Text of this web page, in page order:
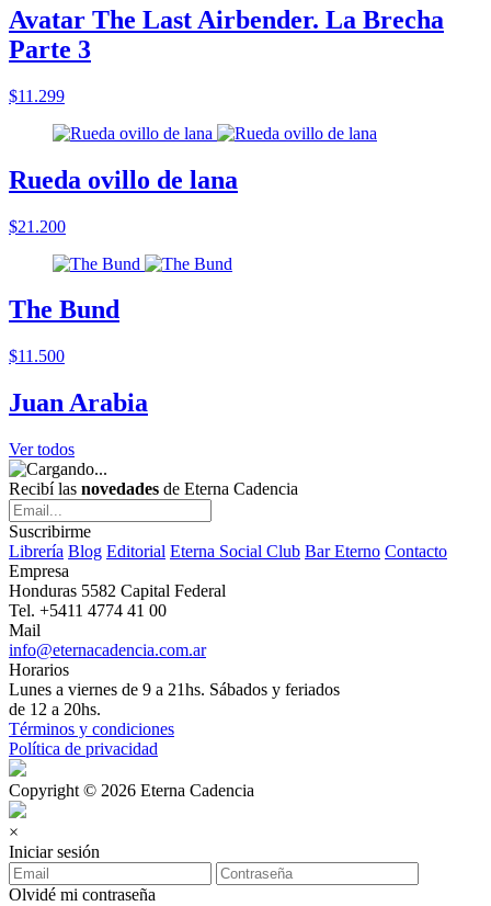
Avatar The Last Airbender. La Brecha
Parte 3
$11.299
Rueda ovillo de lana
$21.200
The Bund
$11.500
Juan Arabia
Ver todos
Recibí las novedades de Eterna Cadencia
Suscribirme
Librería Blog Editorial Eterna Social Club Bar Eterno Contacto
Empresa
Honduras 5582 Capital Federal
Tel. +5411 4774 41 00
Mail
info@eternacadencia.com.ar
Horarios
Lunes a viernes de 9 a 21hs. Sábados y feriados
de 12 a 20hs.
Términos y condiciones
Política de privacidad
Copyright © 2026 Eterna Cadencia
×
Iniciar sesión
Olvidé mi contraseña